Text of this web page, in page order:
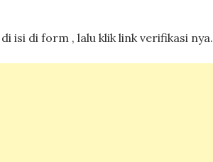
isi di form , lalu klik link verifikasi nya.